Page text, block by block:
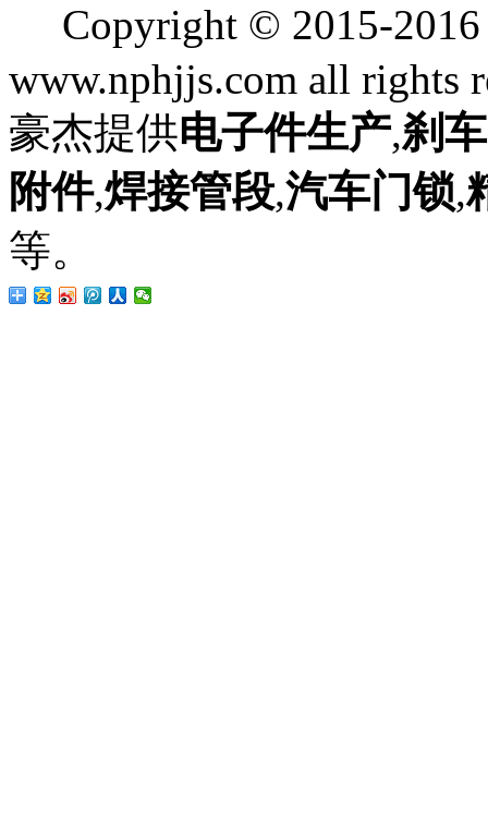
Copyright © 2015-
www.nphjjs.com all rights
豪杰提供电子件生产,刹
附件,焊接管段,汽车门锁,
等。